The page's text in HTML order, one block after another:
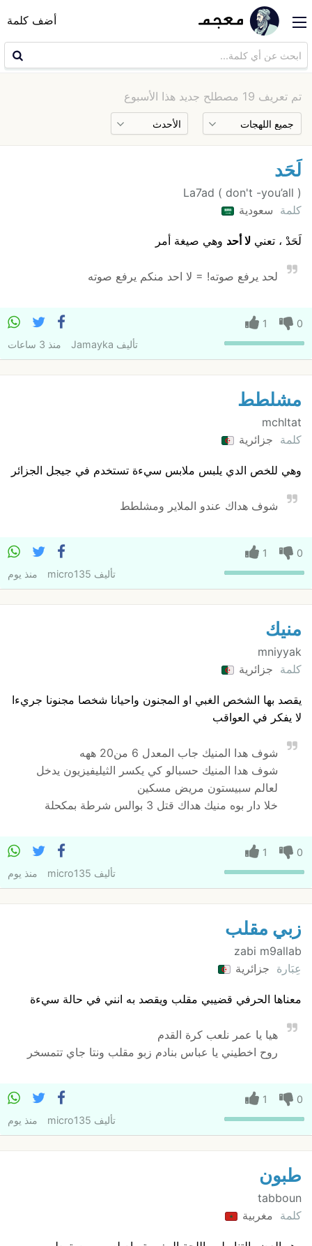
أضف كلمة
تم تعريف 19 مصطلح جديد هذا الأسبوع
لَحَد
La7ad ( don't -you’all )
كلمة سعودية
لَحَدْ ، تعني لا أحد وهي صيغة أمر
لحد يرفع صوته! = لا احد منكم يرفع صوته
0
1
تأليف Jamayka منذ 3 ساعات
مشلطط
mchltat
كلمة جزائرية
وهي للخص الدي يلبس ملابس سيءة تستخدم في جيجل الجزائر
شوف هداك عندو الملاير ومشلطط
0
1
تأليف micro135 منذ يوم
منيك
mniyyak
كلمة جزائرية
يقصد بها الشخص الغبي او المجنون واحيانا شخصا مجنونا جريءا
لا يفكر في العواقب
شوف هدا المنيك جاب المعدل 6 من20 ههه
شوف هدا المنيك حسبالو كي يكسر الثيليفيزيون يدخل
لعالم سبيستون مريض مسكين
خلا دار بوه منيك هداك قتل 3 بوالس شرطة بمكحلة
0
1
تأليف micro135 منذ يوم
زبي مقلب
zabi m9allab
عِبَارة جزائرية
معناها الحرفي قضيبي مقلب ويقصد به انني في حالة سيءة
هيا يا عمر نلعب كرة القدم
روح اخطيني يا عباس بنادم زبو مقلب ونتا جاي تتمسخر
0
1
تأليف micro135 منذ يوم
طبون
tabboun
كلمة مغربية